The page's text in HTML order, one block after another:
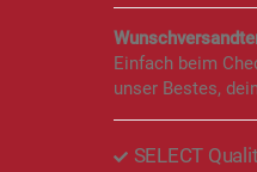
Einfach beim
unser Bestes,
SELECT